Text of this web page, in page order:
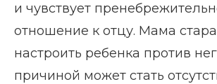
и чувствует
отношение к отцу. Мама
настроить ребенка против
причиной может стать